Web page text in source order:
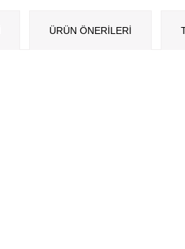
ÜRÜN ÖNERILERI